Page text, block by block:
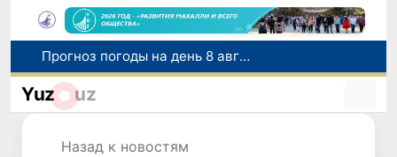
В Сенате состоялась встреча с представителем Госдепартамента США
По всей республике продолжаются мероприятия в рамках акции «Актуальные 40 дней»
Yuz uz
Назад к новостям